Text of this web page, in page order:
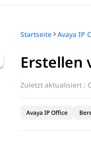
nach Titel zu
Startseite
Erstellen
Zuletzt aktualisiert :
Avaya IP Office